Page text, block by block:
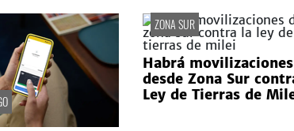
ZONA SUR
Habrá movilizaciones
desde Zona Sur
Ley de Tierras de